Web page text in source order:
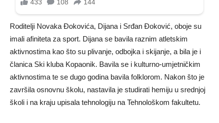
Roditelji Novaka Đokovića, Dijana i Srđan Đoković, oboje su
imali afiniteta za sport. Dijana se bavila raznim atletskim
aktivnostima kao što su plivanje, odbojka i skijanje, a bila je i
članica Ski kluba Kopaonik. Bavila se i kulturno-umjetničkim
aktivnostima te se dugo godina bavila folklorom. Nakon što je
završila osnovnu školu, nastavila je studirati hemiju u srednjoj
školi i na kraju upisala tehnologiju na Tehnološkom fakultetu.